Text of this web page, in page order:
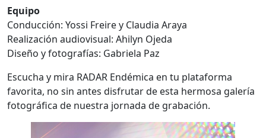
Equipo
Conducción: Yossi Freire y Claudia Araya
Realización audiovisual: Ahilyn Ojeda
Diseño y fotografías: Gabriela Paz
Escucha y mira RADAR Endémica en tu plataforma
favorita, no sin antes disfrutar de esta hermosa galería
fotográfica de nuestra jornada de grabación.